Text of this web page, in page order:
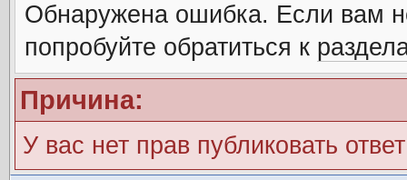
Обнаружена ошибка. Если вам
попробуйте обратиться к
Причина:
У вас нет прав публиковать